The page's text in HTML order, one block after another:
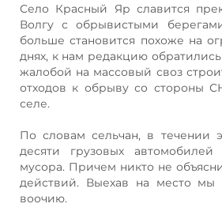
Село Красный Яр славится
Волгу с обрывистыми
больше становится похоже на
днях, к нам редакцию
жалобой на массовый своз
отходов к обрыву со стороны
селе.
По словам сельчан, в течении
десяти грузовых
мусора. Причем никто не
действий. Выехав на место мы
воочию.